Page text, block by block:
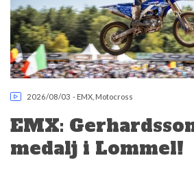
2026/08/03 - EMX Motocross
EMX:
medalj i Lommel!